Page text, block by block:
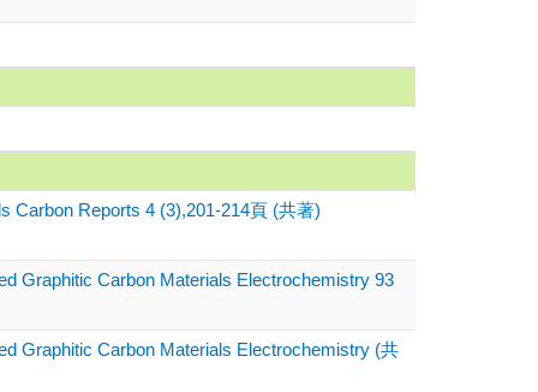
Carbon Reports 4 (3),201-214頁 (共著)
Graphitic Carbon Materials Electrochemistry 93
Graphitic Carbon Materials Electrochemistry (共